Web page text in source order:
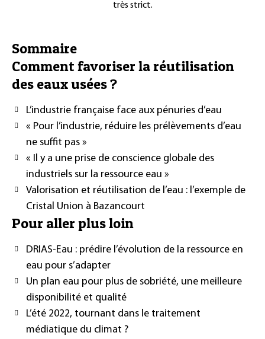
très strict.
Sommaire
Comment favoriser la réutilisation
des eaux usées ?
L’industrie française face aux pénuries d’eau
« Pour l’industrie, réduire les prélèvements d’eau
ne suffit pas »
« Il y a une prise de conscience globale des
industriels sur la ressource eau »
Valorisation et réutilisation de l’eau : l’exemple de
Cristal Union à Bazancourt
Pour aller plus loin
DRIAS-Eau : prédire l’évolution de la ressource en
eau pour s’adapter
Un plan eau pour plus de sobriété, une meilleure
disponibilité et qualité
L’été 2022, tournant dans le traitement
médiatique du climat ?